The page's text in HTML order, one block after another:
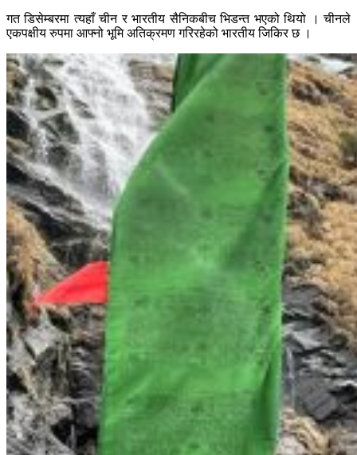
गत डिसेम्बरमा त्यहाँ चीन र भारतीय सैनिकबीच भिडन्त भएको थियो । चीनले
एकपक्षीय रुपमा आफ्नो भूमि अतिक्रमण गरिरहेको भारतीय जिकिर छ ।